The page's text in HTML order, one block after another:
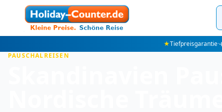
★Tiefpreisgarantie·
PAUSCHALREISEN